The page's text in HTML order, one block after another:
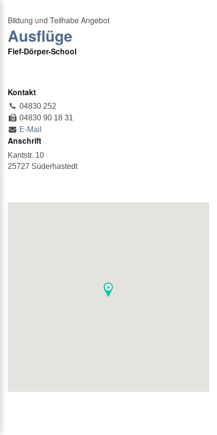
Ausflüge
Fief-Dörper-School
Kontakt
04830 252
04830 90 18 31
E-Mail
Anschrift
Kantstr. 10
25727 Süderhastedt